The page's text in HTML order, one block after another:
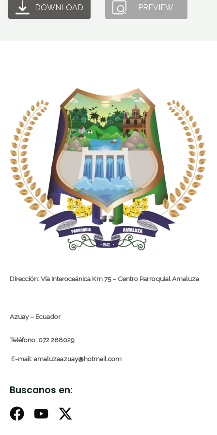
DOWNLOAD PREVIEW
Dirección: Vía Interoceánica Km 75 – Centro Parroquial Amaluza
Azuay – Ecuador
Teléfono: 072 288029
E-mail: amaluzaazuay@hotmail.com
Buscanos en: